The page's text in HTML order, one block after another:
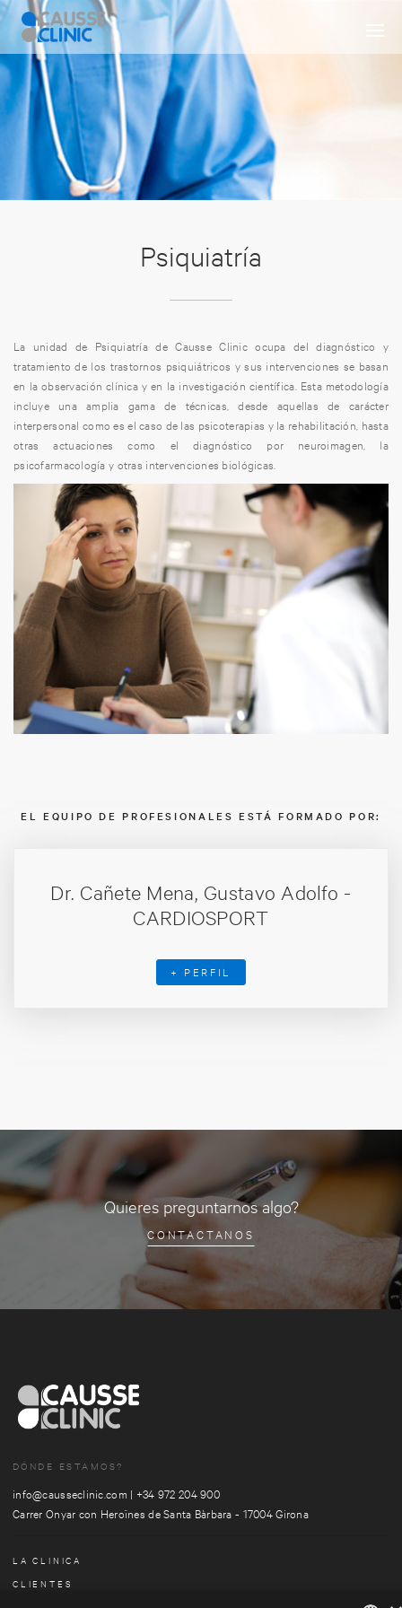
Psiquiatría
La unidad de Psiquiatría de Causse Clinic ocupa del diagnóstico y
tratamiento de los trastornos psiquiátricos y sus intervenciones se basan
en la observación clínica y en la investigación científica. Esta metodología
incluye una amplia gama de técnicas, desde aquellas de carácter
interpersonal como es el caso de las psicoterapias y la rehabilitación, hasta
otras actuaciones como el diagnóstico por neuroimagen, la
psicofarmacología y otras intervenciones biológicas.
EL EQUIPO DE PROFESIONALES ESTÁ FORMADO POR:
Dr. Cañete Mena, Gustavo Adolfo -
CARDIOSPORT
+ PERFIL
Quieres preguntarnos algo?
CONTACTANOS
DÓNDE ESTAMOS?
info@causseclinic.com | +34 972 204 900
Carrer Onyar con Heroïnes de Santa Bàrbara - 17004 Girona
LA CLINICA
CLIENTES